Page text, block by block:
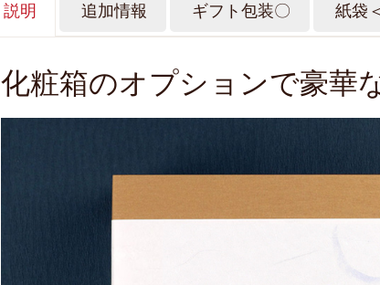
説明 追加情報 ギフト包装〇 紙袋
化粧箱のオプションで豪華